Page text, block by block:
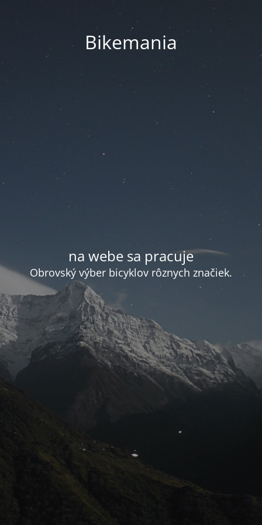
Bikemania
na webe sa pracuje
Obrovský výber bicyklov rôznych značiek.